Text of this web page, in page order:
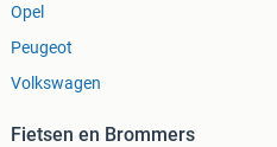
Opel
Peugeot
Volkswagen
Fietsen en Brommers